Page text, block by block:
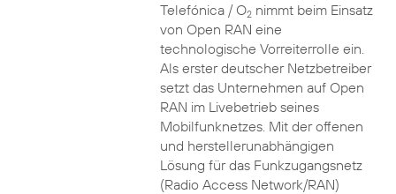
Telefónica / O2nimmt beim Einsatz
von Open RAN eine
technologische Vorreiterrolle ein.
Als erster deutscher Netzbetreiber
setzt das Unternehmen auf Open
RAN im Livebetrieb seines
Mobilfunknetzes. Mit der offenen
und herstellerunabhängigen
Lösung für das Funkzugangsnetz
(Radio Access Network/RAN)